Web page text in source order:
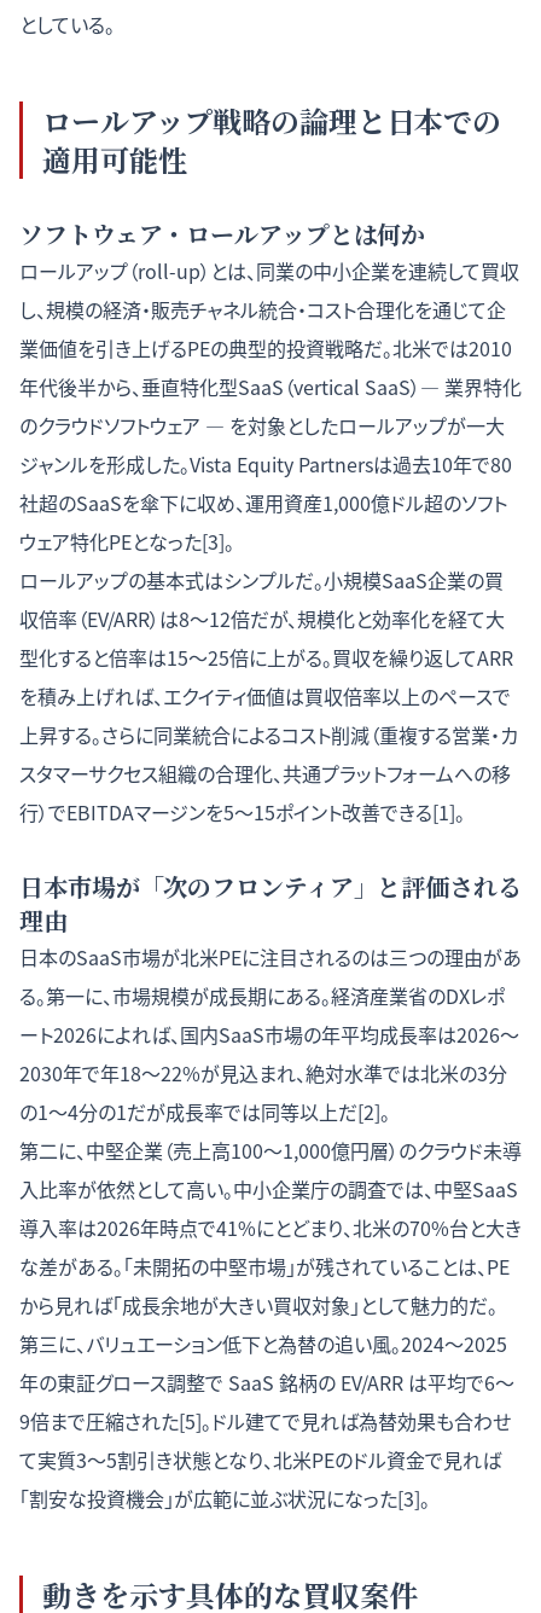
としている。
ロールアップ戦略の論理と日本での
適用可能性
ソフトウェア・ロールアップとは何か
ロールアップ（roll-up）とは、同業の中小企業を連続して買収
し、規模の経済・販売チャネル統合・コスト合理化を通じて企
業価値を引き上げるPEの典型的投資戦略だ。北米では2010
年代後半から、垂直特化型SaaS（vertical SaaS）— 業界特化
のクラウドソフトウェア — を対象としたロールアップが一大
ジャンルを形成した。Vista Equity Partnersは過去10年で80
社超のSaaSを傘下に収め、運用資産1,000億ドル超のソフト
ウェア特化PEとなった[3]。
ロールアップの基本式はシンプルだ。小規模SaaS企業の買
収倍率（EV/ARR）は8〜12倍だが、規模化と効率化を経て大
型化すると倍率は15〜25倍に上がる。買収を繰り返してARR
を積み上げれば、エクイティ価値は買収倍率以上のペースで
上昇する。さらに同業統合によるコスト削減（重複する営業・カ
スタマーサクセス組織の合理化、共通プラットフォームへの移
行）でEBITDAマージンを5〜15ポイント改善できる[1]。
日本市場が「次のフロンティア」と評価される
理由
日本のSaaS市場が北米PEに注目されるのは三つの理由があ
る。第一に、市場規模が成長期にある。経済産業省のDXレポ
ート2026によれば、国内SaaS市場の年平均成長率は2026〜
2030年で年18〜22%が見込まれ、絶対水準では北米の3分
の1〜4分の1だが成長率では同等以上だ[2]。
第二に、中堅企業（売上高100〜1,000億円層）のクラウド未導
入比率が依然として高い。中小企業庁の調査では、中堅SaaS
導入率は2026年時点で41%にとどまり、北米の70%台と大き
な差がある。「未開拓の中堅市場」が残されていることは、PE
から見れば「成長余地が大きい買収対象」として魅力的だ。
第三に、バリュエーション低下と為替の追い風。2024〜2025
年の東証グロース調整で SaaS 銘柄の EV/ARR は平均で6〜
9倍まで圧縮された[5]。ドル建てで見れば為替効果も合わせ
て実質3〜5割引き状態となり、北米PEのドル資金で見れば
「割安な投資機会」が広範に並ぶ状況になった[3]。
動きを示す具体的な買収案件